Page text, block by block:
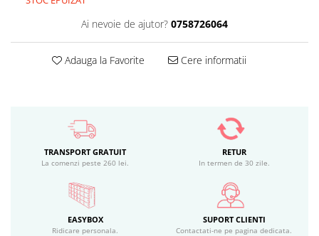
Ai nevoie de ajutor? 0758726064
Adauga la Favorite Cere informatii
TRANSPORT GRATUIT
La comenzi peste 260 lei.
RETUR
In termen de 30 zile.
EASYBOX
Ridicare personala.
SUPORT CLIENTI
Contactati-ne pe pagina dedicata.